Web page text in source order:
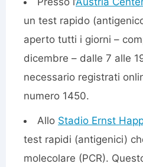
un test rapido
aperto tutti i giorni –
dicembre – dalle 7 alle
necessario registrati
numero 1450.
Allo Stadio Ernst
test rapidi (antigenici)
molecolare (PCR).